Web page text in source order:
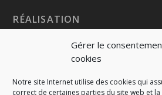
Gérer le
cookies
Notre site Internet utilise des cookies qui
correct de certaines parties du site web et
RÉALISATION